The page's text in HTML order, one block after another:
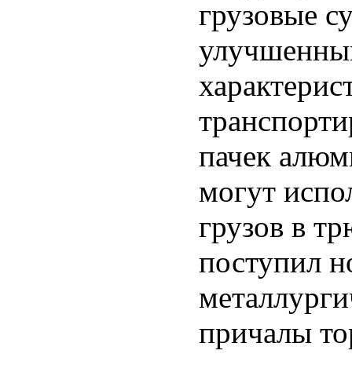
грузовые
пачек
могут
грузов в
поступил
причалы